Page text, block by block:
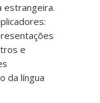
estrangeira.
e
da língua